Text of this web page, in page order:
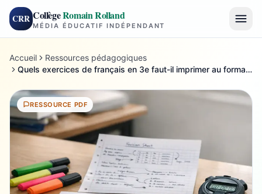
CRR CollègeRomain Rolland
MÉDIA ÉDUCATIF INDÉPENDANT
Accueil
Ressources pédagogiques
Quels exercices de français en 3e faut-il imprimer au format PDF ?
RESSOURCE PDF